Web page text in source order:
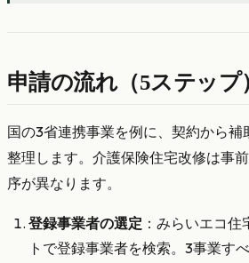
申請の流れ（5ステップ
国の3省連携事業を例に、契約から補
整理します。介護保険住宅改修は事
序が異なります。
登録事業者の選定 ：みらいエコ
トで登録事業者を検索。3事業す